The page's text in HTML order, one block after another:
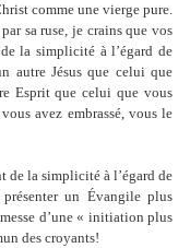
comme une vierge pure.
sa ruse, je crains que vos
la simplicité à l’égard de
autre Jésus que celui que
Esprit que celui que vous
avez embrassé, vous le
de la simplicité à l’égard de
un Évangile plus
d’une « initiation plus
des croyants!